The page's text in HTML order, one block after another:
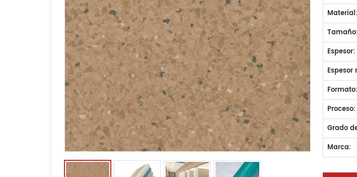
Material:
Tamaño:
Espesor:
Formato:
Proceso:
Grado
Marca: